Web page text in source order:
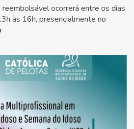
ocorrerá entre os dias
às 16h, presencialmente no